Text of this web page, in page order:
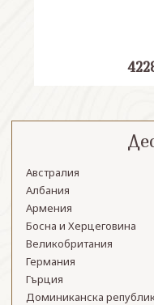
Австралия
Албания
Армения
Босна и Херцеговина
Великобритания
Германия
Гърция
Доминиканска